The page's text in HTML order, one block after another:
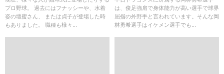
プロ野球。 過去にはフナッシーや、水着
姿の壇蜜さん、 または貞子が登場した時
もありました。 職種も様々...
は、俊足強肩で身体能力が高い選手で球界
屈指の外野手と言われています。そんな岡
林勇希選手はイケメン選手でも...